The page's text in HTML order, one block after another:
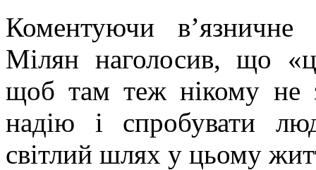
Коментуючи
Мілян наголосив, що
щоб там теж нікому не
надію і спробувати
світлий шлях у цьому